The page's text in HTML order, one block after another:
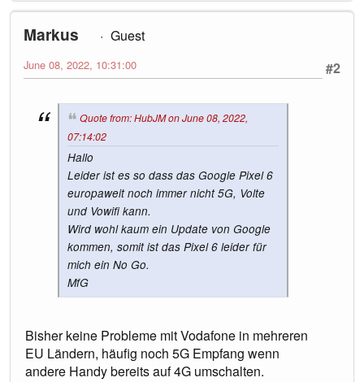
Markus
Guest
#2
June 08, 2022, 10:31:00
Quote from: HubJM on June 08, 2022,
07:14:02
Hallo
Leider ist es so dass das Google Pixel 6
europaweit noch immer nicht 5G, Volte
und Vowifi kann.
Wird wohl kaum ein Update von Google
kommen, somit ist das Pixel 6 leider für
mich ein No Go.
MfG
Bisher keine Probleme mit Vodafone in mehreren
EU Ländern, häufig noch 5G Empfang wenn
andere Handy bereits auf 4G umschalten.